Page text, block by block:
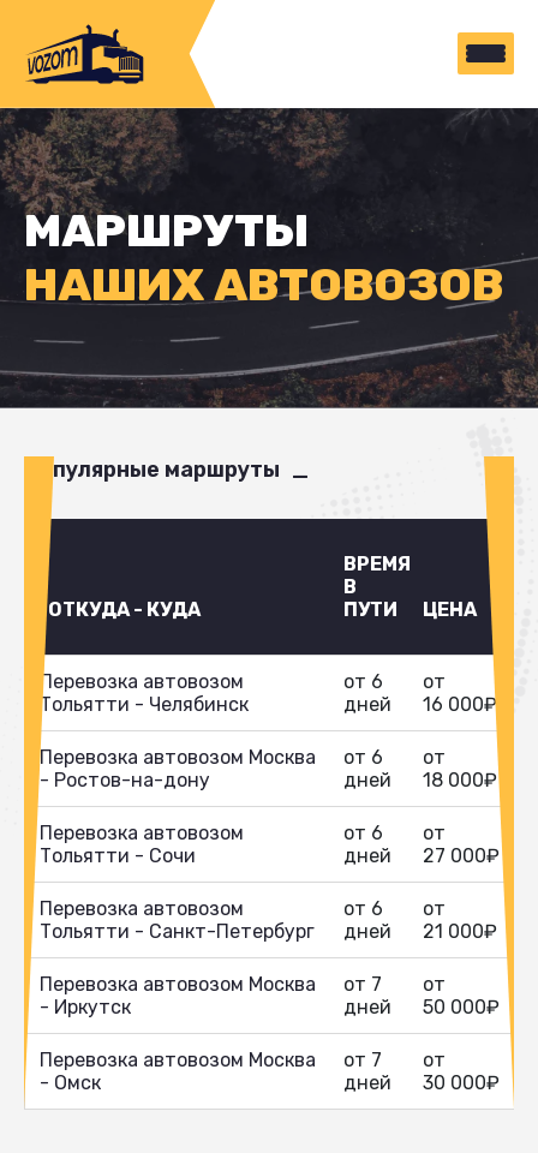
МАРШРУТЫ
НАШИХ АВТОВОЗОВ
Популярные маршруты
ОТКУДА - КУДА
ВРЕМЯ
В
ПУТИ
ЦЕНА
Перевозка автовозом
Тольятти - Челябинск
от 6
дней
от
16 000₽
Перевозка автовозом Москва
- Ростов-на-дону
от 6
дней
от
18 000₽
Перевозка автовозом
Тольятти - Сочи
от 6
дней
от
27 000₽
Перевозка автовозом
Тольятти - Санкт-Петербург
от 6
дней
от
21 000₽
Перевозка автовозом Москва
- Иркутск
от 7
дней
от
50 000₽
Перевозка автовозом Москва
- Омск
от 7
дней
от
30 000₽